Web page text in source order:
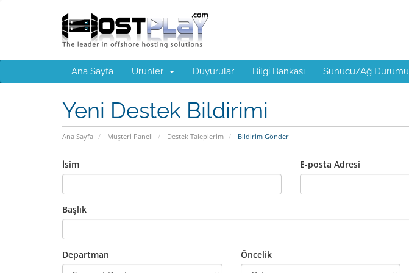
Ana Sayfa Ürünler Duyurular Bilgi Bankası Sunucu/Ağ Durumu
Yeni Destek Bildirimi
Ana Sayfa Müşteri Paneli Destek Taleplerim Bildirim Gönder
İsim E-posta Adresi
Başlık
Departman Öncelik